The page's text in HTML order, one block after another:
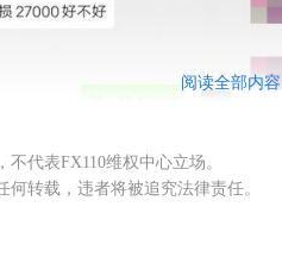
阅读全部内容
代表FX110维权中心立场。
转载，违者将被追究法律责任。